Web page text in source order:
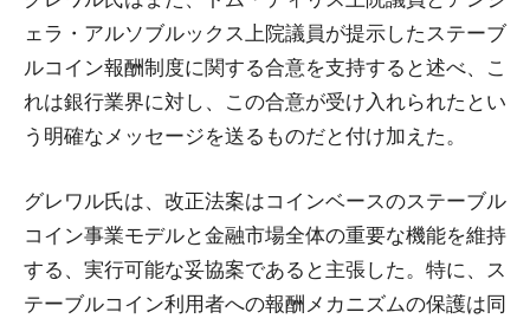
ェラ・アルソブルックス上院議員が提示したステーブ
ルコイン報酬制度に関する合意を支持すると述べ、こ
れは銀行業界に対し、この合意が受け入れられたとい
う明確なメッセージを送るものだと付け加えた。
グレワル氏は、改正法案はコインベースのステーブル
コイン事業モデルと金融市場全体の重要な機能を維持
する、実行可能な妥協案であると主張した。特に、ス
テーブルコイン利用者への報酬メカニズムの保護は同